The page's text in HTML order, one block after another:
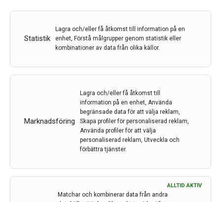
Statistik
Lagra och/eller få åtkomst till information på en
enhet, Förstå målgrupper genom statistik eller
kombinationer av data från olika källor.
Marknadsföring
Lagra och/eller få åtkomst till
information på en enhet, Använda
begränsade data för att välja reklam,
Skapa profiler för personaliserad reklam,
Använda profiler för att välja
personaliserad reklam, Utveckla och
förbättra tjänster.
ALLTID AKTIV
Matchar och kombinerar data från andra
CHMP eptinezumab
profylax,Vyepti